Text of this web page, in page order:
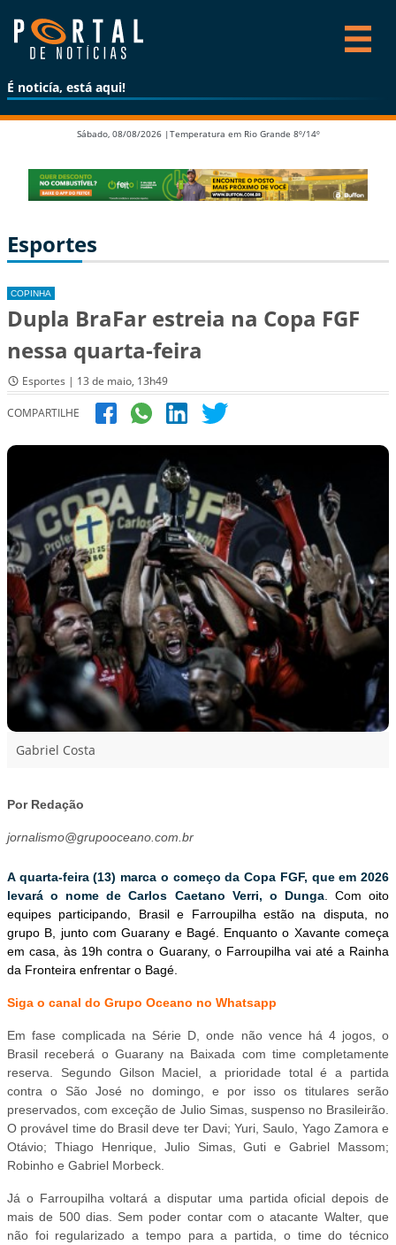
É noticía, está aqui!
Sábado, 08/08/2026 | Temperatura em Rio Grande 8º/14º
Esportes
COPINHA
Dupla BraFar estreia na Copa FGF
nessa quarta-feira
Esportes | 13 de maio, 13h49
COMPARTILHE
Gabriel Costa
Por Redação
jornalismo@grupooceano.com.br
A quarta-feira (13) marca o começo da Copa FGF, que em 2026
levará o nome de Carlos Caetano Verri, o Dunga. Com oito
equipes participando, Brasil e Farroupilha estão na disputa, no
grupo B, junto com Guarany e Bagé. Enquanto o Xavante começa
em casa, às 19h contra o Guarany, o Farroupilha vai até a Rainha
da Fronteira enfrentar o Bagé.
Siga o canal do Grupo Oceano no Whatsapp
Em fase complicada na Série D, onde não vence há 4 jogos, o
Brasil receberá o Guarany na Baixada com time completamente
reserva. Segundo Gilson Maciel, a prioridade total é a partida
contra o São José no domingo, e por isso os titulares serão
preservados, com exceção de Julio Simas, suspenso no Brasileirão.
O provável time do Brasil deve ter Davi; Yuri, Saulo, Yago Zamora e
Otávio; Thiago Henrique, Julio Simas, Guti e Gabriel Massom;
Robinho e Gabriel Morbeck.
Já o Farroupilha voltará a disputar uma partida oficial depois de
mais de 500 dias. Sem poder contar com o atacante Walter, que
não foi regularizado a tempo para a partida, o time do técnico